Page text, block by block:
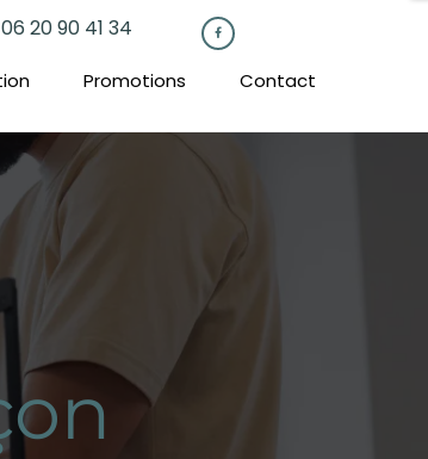
Promotions Contact
06 20 90 41 34 